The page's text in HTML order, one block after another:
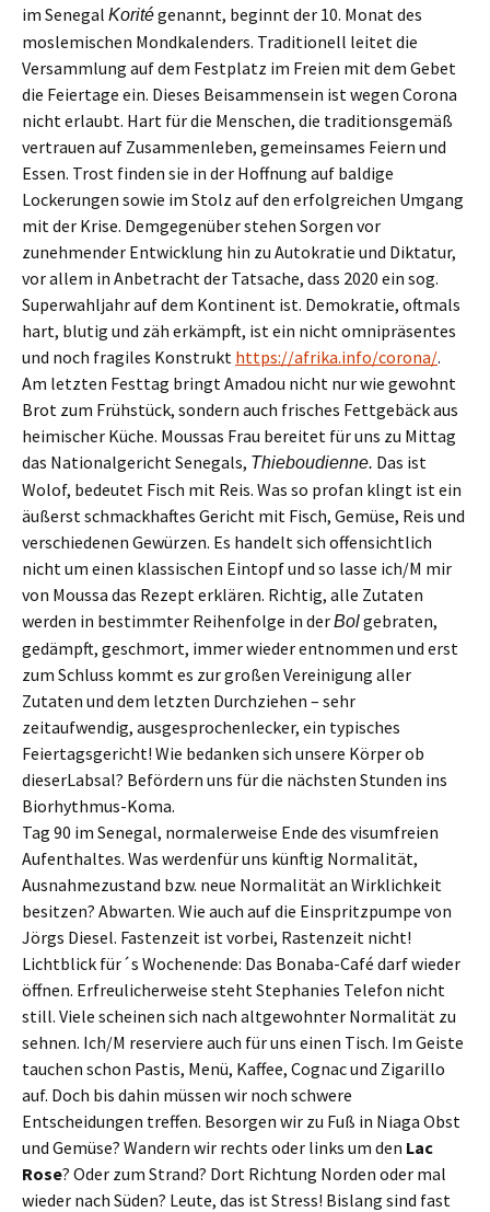
im Senegal Koritégenannt, beginnt der 10. Monat des
moslemischen Mondkalenders. Traditionell leitet die
Versammlung auf dem Festplatz im Freien mit dem Gebet
die Feiertage ein. Dieses Beisammensein ist wegen Corona
nicht erlaubt. Hart für die Menschen, die traditionsgemäß
vertrauen auf Zusammenleben, gemeinsames Feiern und
Essen. Trost finden sie in der Hoffnung auf baldige
Lockerungen sowie im Stolz auf den erfolgreichen Umgang
mit der Krise. Demgegenüber stehen Sorgen vor
zunehmender Entwicklung hin zu Autokratie und Diktatur,
vor allem in Anbetracht der Tatsache, dass 2020 ein sog.
Superwahljahr auf dem Kontinent ist. Demokratie, oftmals
hart, blutig und zäh erkämpft, ist ein nicht omnipräsentes
und noch fragiles Konstrukt https://afrika.info/corona/.
Am letzten Festtag bringt Amadou nicht nurwie gewohnt
Brot zum Frühstück, sondern auch frisches Fettgebäck aus
heimischer Küche. Moussas Frau bereitet für uns zu Mittag
das Nationalgericht Senegals, Thieboudienne. Das ist
Wolof, bedeutet Fisch mit Reis. Was so profan klingt ist ein
äußerst schmackhaftes Gericht mit Fisch, Gemüse, Reis und
verschiedenen Gewürzen. Es handelt sich offensichtlich
nicht um einen klassischen Eintopfund so lasse ich/M mir
von Moussa das Rezept erklären. Richtig, alle Zutaten
werden in bestimmter Reihenfolge in derBolgebraten,
gedämpft, geschmort, immer wieder entnommen und erst
zum Schluss kommt es zur großen Vereinigung aller
Zutaten und dem letzten Durchziehen – sehr
zeitaufwendig, ausgesprochenlecker, ein typisches
Feiertagsgericht! Wie bedanken sich unsere Körperob
dieserLabsal? Befördern uns für die nächsten Stunden ins
Biorhythmus-Koma.
Tag 90 im Senegal, normalerweise Ende des visumfreien
Aufenthaltes. Was werdenfür uns künftig Normalität,
Ausnahmezustand bzw. neue Normalität an Wirklichkeit
besitzen? Abwarten. Wie auch aufdie Einspritzpumpe von
Jörgs Diesel. Fastenzeit ist vorbei, Rastenzeit nicht!
Lichtblick für´s Wochenende: Das Bonaba-Café darf wieder
öffnen. Erfreulicherweise steht Stephanies Telefon nicht
still. Viele scheinen sich nach altgewohnter Normalität zu
sehnen. Ich/M reserviere auch für uns einen Tisch. Im Geiste
tauchen schon Pastis, Menü, Kaffee, Cognacund Zigarillo
auf. Doch bis dahin müssen wir noch schwere
Entscheidungen treffen. Besorgen wir zu Fuß in Niaga Obst
und Gemüse? Wandern wir rechts oder links um den Lac
Rose? Oder zum Strand? Dort Richtung Norden oder mal
wieder nach Süden? Leute, das ist Stress! Bislang sind fast